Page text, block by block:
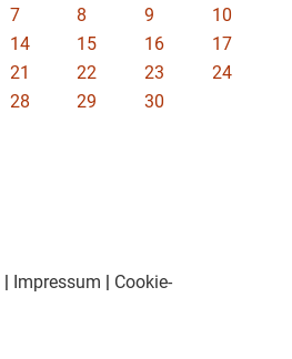
7 8 9
10
14 15 16
17
21 22 23
24
28 29
30
Impressum
Cookie-